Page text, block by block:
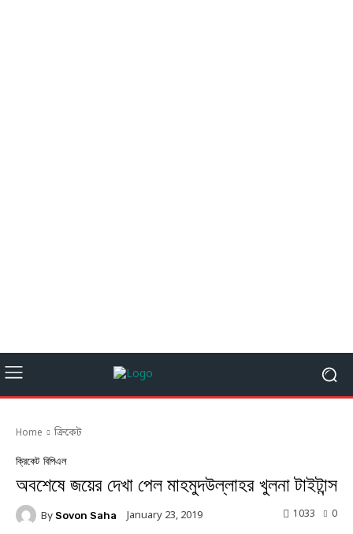
Home ক্রিকেট
ক্রিকেট বিপিএল
অবশেষে জয়ের দেখা পেল মাহমুদউল্লাহর খুলনা টাইটান্স
By Sovon Saha January 23, 2019 0
1033